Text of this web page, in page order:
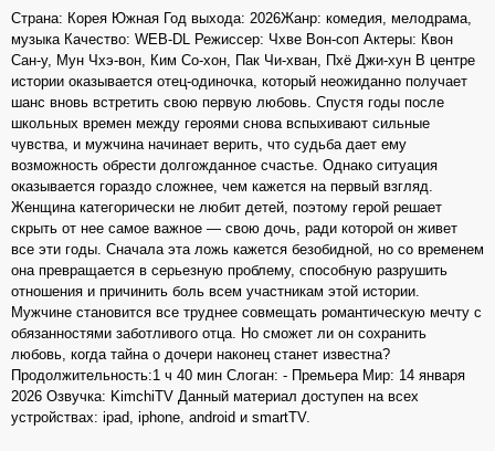
Страна: Корея Южная Год выхода: 2026Жанр: комедия, мелодрама,
музыка Качество: WEB-DL Режиссер: Чхве Вон-соп Актеры: Квон
Сан-у, Мун Чхэ-вон, Ким Со-хон, Пак Чи-хван, Пхё Джи-хун В центре
истории оказывается отец-одиночка, который неожиданно получает
шанс вновь встретить свою первую любовь. Спустя годы после
школьных времен между героями снова вспыхивают сильные
чувства, и мужчина начинает верить, что судьба дает ему
возможность обрести долгожданное счастье. Однако ситуация
оказывается гораздо сложнее, чем кажется на первый взгляд.
Женщина категорически не любит детей, поэтому герой решает
скрыть от нее самое важное — свою дочь, ради которой он живет
все эти годы. Сначала эта ложь кажется безобидной, но со временем
она превращается в серьезную проблему, способную разрушить
отношения и причинить боль всем участникам этой истории.
Мужчине становится все труднее совмещать романтическую мечту с
обязанностями заботливого отца. Но сможет ли он сохранить
любовь, когда тайна о дочери наконец станет известна?
Продолжительность:1 ч 40 мин Слоган: - Премьера Мир: 14 января
2026 Озвучка: KimchiTV Данный материал доступен на всех
устройствах: ipad, iphone, android и smartTV.